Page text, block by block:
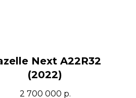
Next A22R32
(2022)
2 700 000 р.